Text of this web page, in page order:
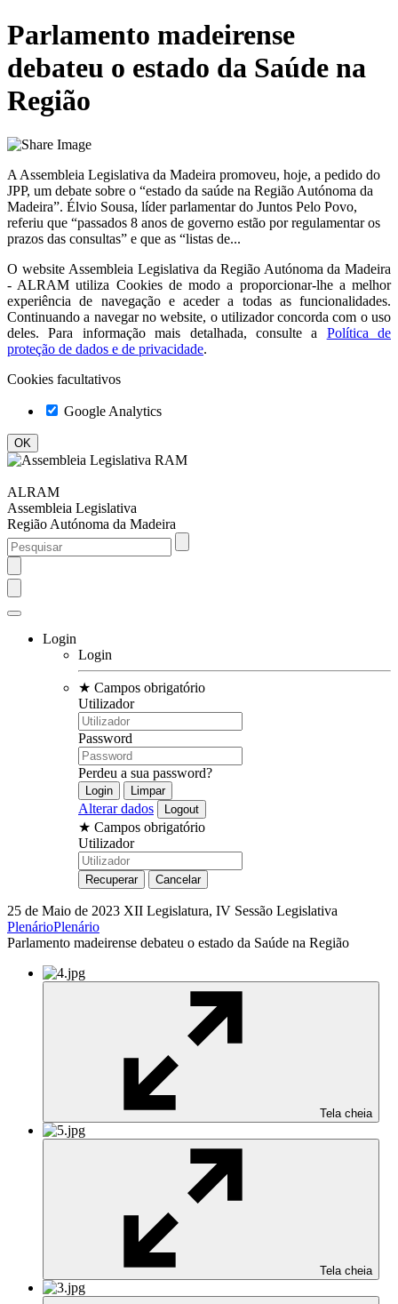
Parlamento madeirense
debateu o estado da Saúde na
Região
A Assembleia Legislativa da Madeira promoveu, hoje, a pedido do
JPP, um debate sobre o “estado da saúde na Região Autónoma da
Madeira”. Élvio Sousa, líder parlamentar do Juntos Pelo Povo,
referiu que “passados 8 anos de governo estão por regulamentar os
prazos das consultas” e que as “listas de...
O website Assembleia Legislativa da Região Autónoma da Madeira
- ALRAM utiliza Cookies de modo a proporcionar-lhe a melhor
experiência de navegação e aceder a todas as funcionalidades.
Continuando a navegar no website, o utilizador concorda com o uso
deles. Para informação mais detalhada, consulte a
Política de
proteção de dados e de privacidade.
Cookies facultativos
Google Analytics
ALRAM
Assembleia Legislativa
Região Autónoma da Madeira
Login
Login
★ Campos obrigatório
Utilizador
Password
Perdeu a sua password?
Alterar dados
★ Campos obrigatório
Utilizador
25 de Maio de 2023 XII Legislatura, IV Sessão Legislativa
PlenárioPlenário
Parlamento madeirense debateu o estado da Saúde na Região
Tela cheia
Tela cheia